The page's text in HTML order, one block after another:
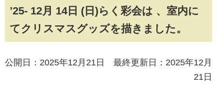
’25- 12月 14日 (日)らく彩会は 、室内に
てクリスマスグッズを描きました。
公開日：2025年12月21日 最終更新日：2025年12月
21日